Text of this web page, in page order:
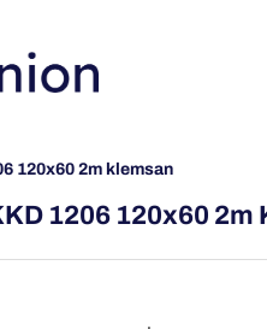
120x60 2m klemsan
1206 120x60 2m
.